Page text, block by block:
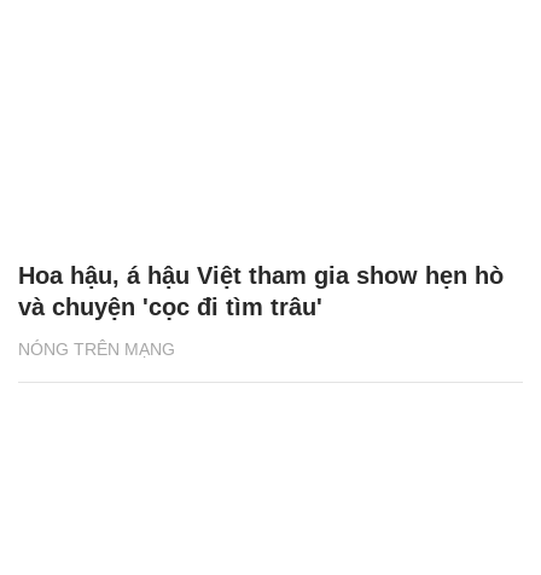
NÓNG TRÊN MẠNG
Hoa hậu, á hậu Việt tham gia show hẹn hò
và chuyện 'cọc đi tìm trâu'